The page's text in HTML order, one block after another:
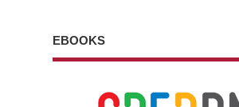
EBOOKS